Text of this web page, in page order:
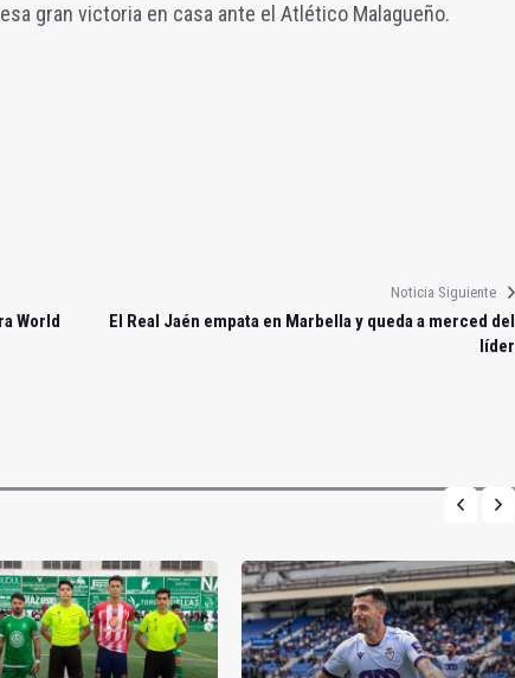
gran victoria en casa ante el Atlético Malagueño.
World
Noticia Siguiente
El Real Jaén empata en Marbella y queda a merced del
líder